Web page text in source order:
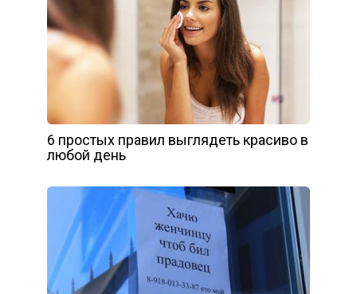
6 простых правил выглядеть красиво в
любой день